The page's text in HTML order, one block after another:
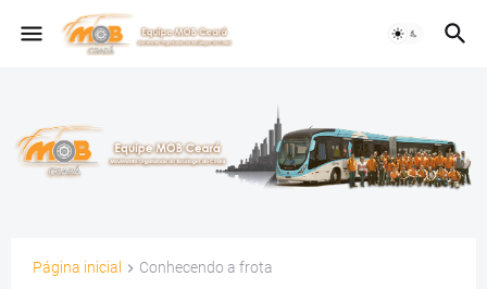
Página inicial Conhecendo a frota